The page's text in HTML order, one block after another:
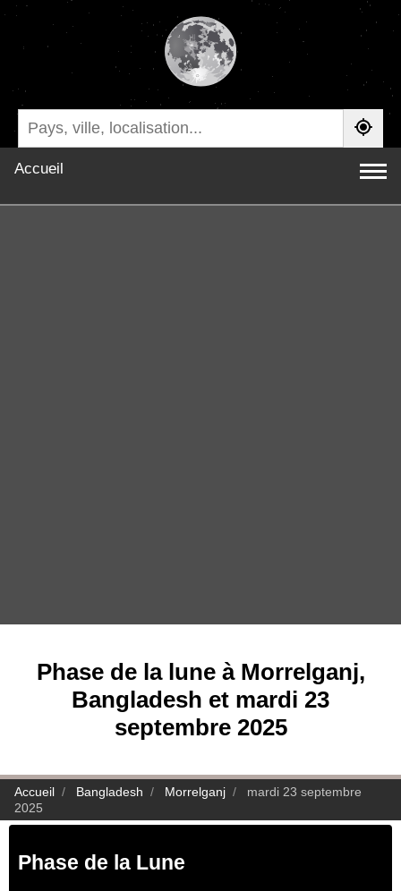
Accueil
Phase de la lune à Morrelganj,
Bangladesh et mardi 23
septembre 2025
Accueil Bangladesh Morrelganj
mardi 23 septembre
2025
Phase de la Lune